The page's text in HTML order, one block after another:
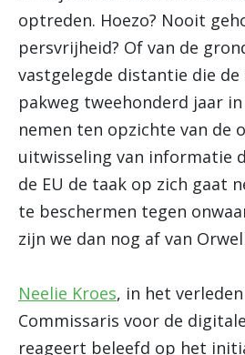
optreden. Hoezo? Nooit
persvrijheid? Of van de
vastgelegde distantie die
pakweg tweehonderd jaar
nemen ten opzichte van de
uitwisseling van informatie
de EU de taak op zich gaat
te beschermen tegen
zijn we dan nog af van
Neelie Kroes, in het
Commissaris voor de
reageert beleefd op het